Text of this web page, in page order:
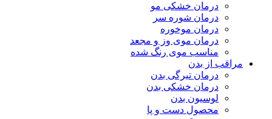
درمان خشکی مو
درمان شوره سر
درمان موخوره
درمان موی وز و مجعد
مناسب موی رنگ شده
مراقب از بدن
درمان تیرگی بدن
درمان خشکی بدن
لوسیون بدن
محصول دست و پا